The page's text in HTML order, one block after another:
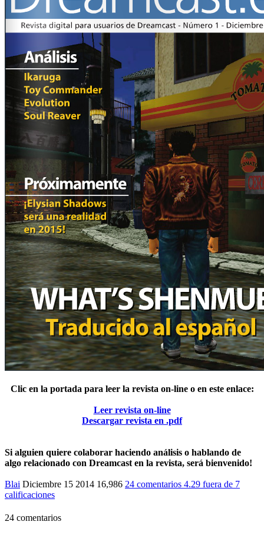
Clic en la portada para leer la revista on-line o en este enlace:
Leer revista on-line
Descargar revista en .pdf
Si alguien quiere colaborar haciendo análisis o hablando de
algo relacionado con Dreamcast en la revista, será bienvenido!
Blai Diciembre 15 2014 16,986 24 comentarios 4.29 fuera de 7
calificaciones
24 comentarios